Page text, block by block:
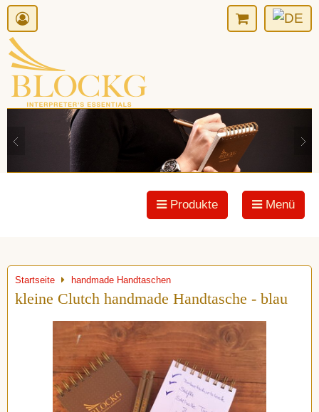
Produkte Menü
Startseite handmade Handtaschen
kleine Clutch handmade Handtasche - blau